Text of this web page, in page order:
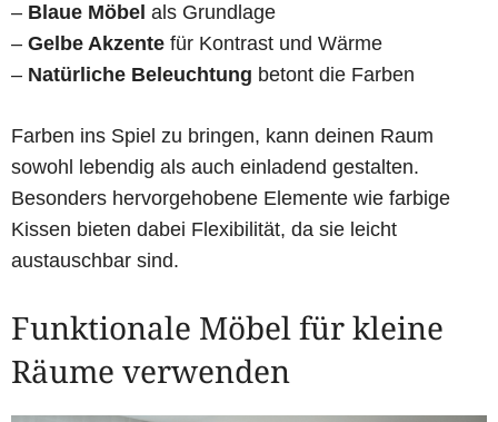
– Blaue Möbel als Grundlage
– Gelbe Akzente für Kontrast und Wärme
– Natürliche Beleuchtung betont die Farben
Farben ins Spiel zu bringen, kann deinen Raum
sowohl lebendig als auch einladend gestalten.
Besonders hervorgehobene Elemente wie farbige
Kissen bieten dabei Flexibilität, da sie leicht
austauschbar sind.
Funktionale Möbel für kleine
Räume verwenden